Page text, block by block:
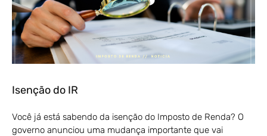
Isenção do IR
Você já está sabendo da isenção do Imposto de Renda? O
governo anunciou uma mudança importante que vai